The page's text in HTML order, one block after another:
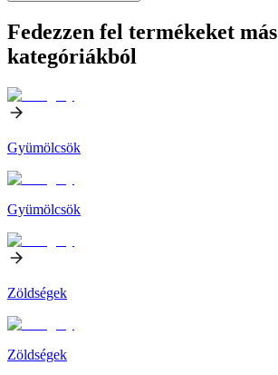
Fedezzen fel termékeket más
kategóriákból
Gyümölcsök
Gyümölcsök
Zöldségek
Zöldségek